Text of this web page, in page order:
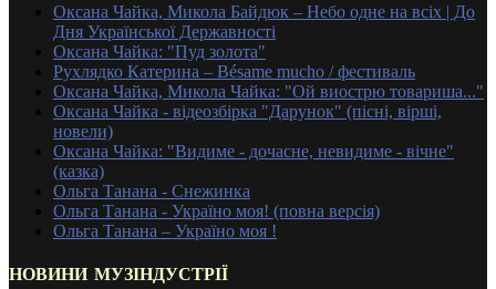
Оксана Чайка, Микола Байдюк – Небо одне на всіх | До
Дня Української Державності
Оксана Чайка: "Пуд золота"
Рухлядко Катерина – Bésame mucho / фестиваль
Оксана Чайка, Микола Чайка: "Ой виострю товариша..."
Оксана Чайка - відеозбірка "Дарунок" (пісні, вірші,
новели)
Оксана Чайка: "Видиме - дочасне, невидиме - вічне"
(казка)
Ольга Танана - Снежинка
Ольга Танана - Україно моя! (повна версія)
Ольга Танана – Україно моя !
НОВИНИ МУЗІНДУСТРІЇ